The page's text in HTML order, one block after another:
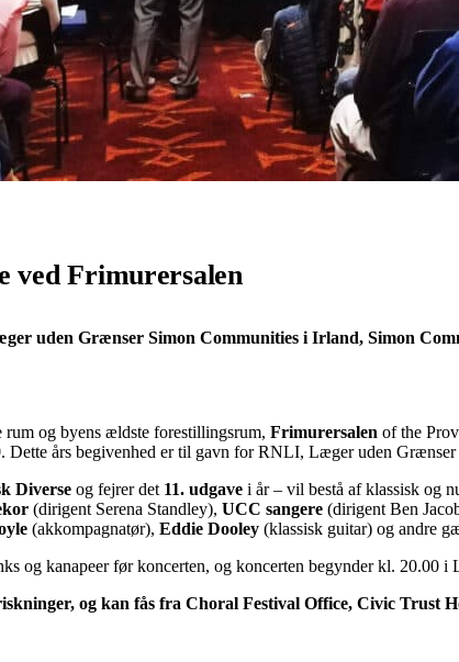
ved Frimurersalen
uden Grænser Simon Communities i Irland, Simon
og byens ældste forestillingsrum, Frimurersalen of the
. Dette års begivenhed er til gavn for RNLI, Læger uden
Diverse og fejrer det 11. udgave i år – vil bestå af klassisk og
(dirigent Serena Standley), UCC sangere (dirigent Ben
(akkompagnatør), Eddie Dooley (klassisk guitar) og andre
og kanapeer før koncerten, og koncerten begynder kl. 20.00
og kan fås fra Choral Festival Office, Civic Trust